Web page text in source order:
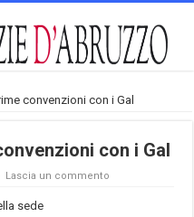
convenzioni con i Gal
con i Gal
Lascia un commento
sede